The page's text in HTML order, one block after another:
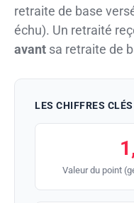
retraite de base
échu). Un retraité
avant sa retraite de
LES CHIFFRES
Valeur du point